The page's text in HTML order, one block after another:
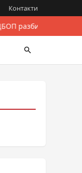
Контакти
разби